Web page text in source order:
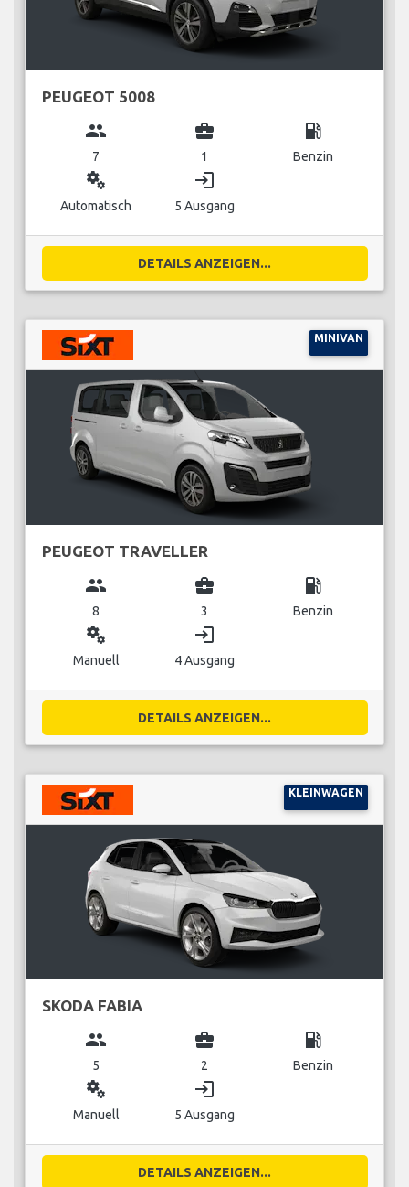
PEUGEOT 5008
group
7
business_center
1
local_gas_station
Benzin
miscellaneous_services
Automatisch
login
5 Ausgang
DETAILS ANZEIGEN...
MINIVAN
PEUGEOT TRAVELLER
group
8
business_center
3
local_gas_station
Benzin
miscellaneous_services
Manuell
login
4 Ausgang
DETAILS ANZEIGEN...
KLEINWAGEN
SKODA FABIA
group
5
business_center
2
local_gas_station
Benzin
miscellaneous_services
Manuell
login
5 Ausgang
DETAILS ANZEIGEN...